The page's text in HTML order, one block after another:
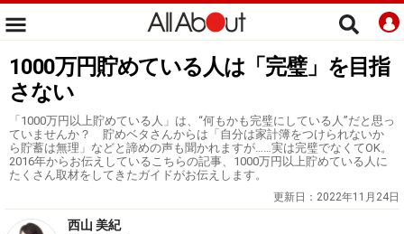
1000万円貯めている人は「完璧」を目指
さない
「1000万円以上貯めている人」は、“何もかも完璧にしている人”だと思っ
ていませんか？ 貯めベタさんからは「自分は家計簿をつけられないか
ら貯蓄は無理」などと諦めの声も聞かれますが……実は完璧でなくてOK。
2016年からお伝えしているこちらの記事、1000万円以上貯めている人に
たくさん取材をしてきたガイドがお伝えします。
更新日： 2022年11月24日
西山 美紀